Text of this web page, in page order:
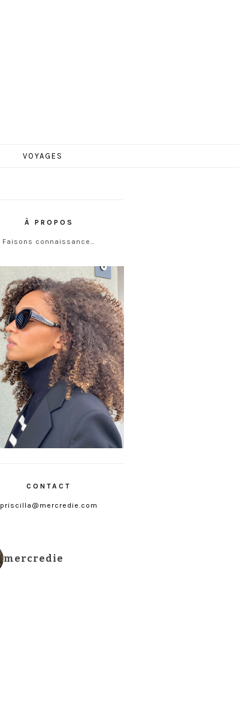
VOYAGES
À PROPOS
Faisons connaissance…
CONTACT
priscilla@mercredie.com
mercredie